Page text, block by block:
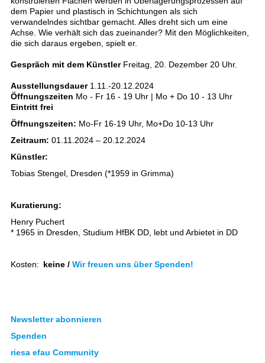
dem Papier und plastisch in Schichtungen als sich
verwandelndes sichtbar gemacht. Alles dreht sich um eine
Achse. Wie verhält sich das zueinander? Mit den Möglichkeiten,
die sich daraus ergeben, spielt er.
Gespräch mit dem Künstler Freitag, 20. Dezember 20 Uhr.
Ausstellungsdauer 1.11.-20.12.2024
Öffnungszeiten Mo - Fr 16 - 19 Uhr | Mo + Do 10 - 13 Uhr
Eintritt frei
Öffnungszeiten: Mo-Fr 16-19 Uhr, Mo+Do 10-13 Uhr
Zeitraum: 01.11.2024 – 20.12.2024
Künstler:
Tobias Stengel, Dresden (*1959 in Grimma)
Kuratierung:
Henry Puchert
* 1965 in Dresden, Studium HfBK DD, lebt und Arbietet in DD
Kosten: keine / Wir freuen uns über Spenden!
Newsletter abonnieren
Spenden
riesa efau Community